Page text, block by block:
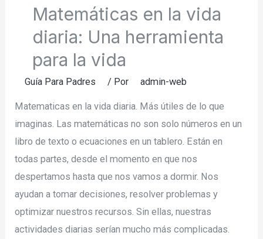
Matemáticas en la vida
diaria: Una herramienta
para la vida
Guía Para Padres / Por admin-web
Matematicas en la vida diaria. Más útiles de lo que
imaginas. Las matemáticas no son solo números en un
libro de texto o ecuaciones en un tablero. Están en
todas partes, desde el momento en que nos
despertamos hasta que nos vamos a dormir. Nos
ayudan a tomar decisiones, resolver problemas y
optimizar nuestros recursos. Sin ellas, nuestras
actividades diarias serían mucho más complicadas.